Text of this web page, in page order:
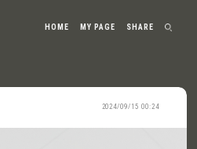
HOME MY PAGE SHARE
2024/09/15 00:24